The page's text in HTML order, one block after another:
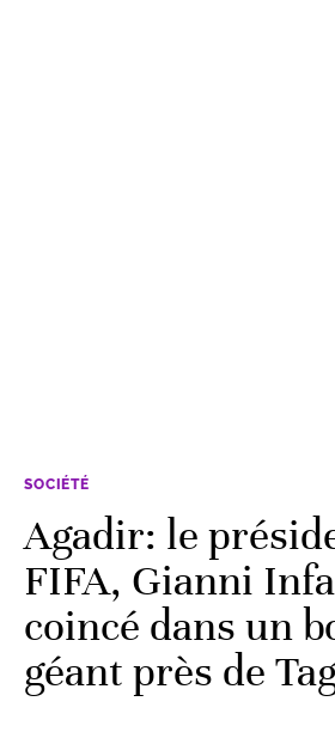
SOCIÉTÉ
Agadir: le
FIFA, Gianni
coincé dans un
géant près de